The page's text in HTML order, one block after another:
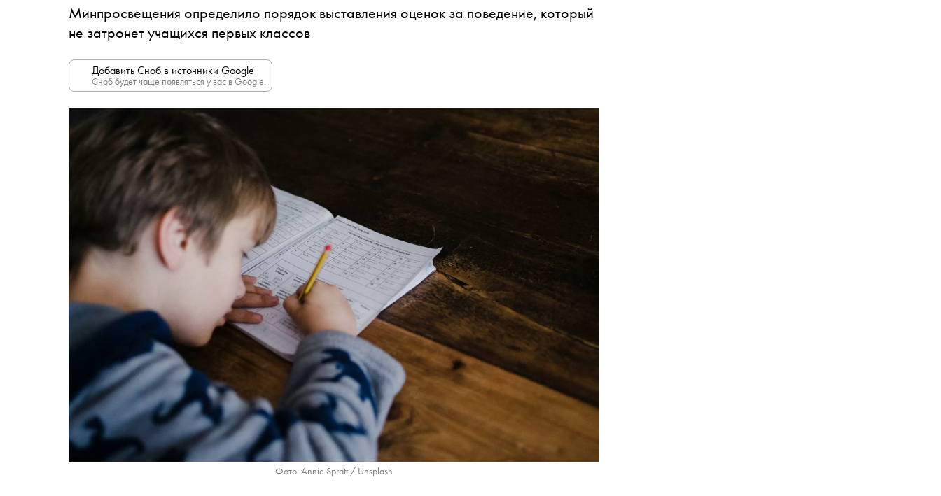
Минпросвещения определило порядок выставления оценок за поведение, который
не затронет учащихся первых классов
Добавить Сноб в источники Google
Сноб будет чаще появляться у вас в Google.
Фото: Annie Spratt / Unsplash